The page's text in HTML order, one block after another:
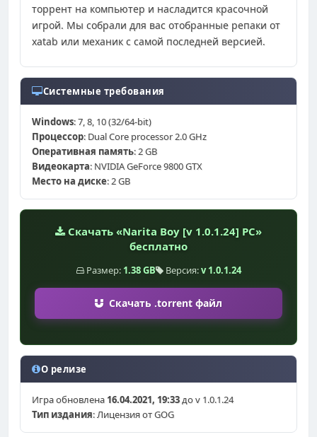
торрент на компьютер и насладится красочной
игрой. Мы собрали для вас отобранные репаки от
xatab или механик с самой последней версией.
Системные требования
Windows: 7, 8, 10 (32/64-bit)
Процессор: Dual Core processor 2.0 GHz
Оперативная память: 2 GB
Видеокарта: NVIDIA GeForce 9800 GTX
Место на диске: 2 GB
Скачать «Narita Boy [v 1.0.1.24] PC»
бесплатно
Размер: 1.38 GB Версия:v 1.0.1.24
Скачать .torrent файл
О релизе
Игра обновлена 16.04.2021, 19:33до v 1.0.1.24
Тип издания: Лицензия от GOG